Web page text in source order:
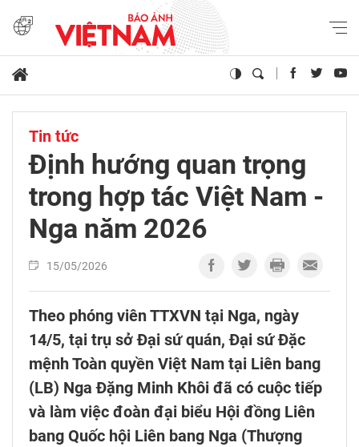
Tin tức
Định hướng quan trọng
trong hợp tác Việt Nam -
Nga năm 2026
15/05/2026
Theo phóng viên TTXVN tại Nga, ngày
14/5, tại trụ sở Đại sứ quán, Đại sứ Đặc
mệnh Toàn quyền Việt Nam tại Liên bang
(LB) Nga Đặng Minh Khôi đã có cuộc tiếp
và làm việc đoàn đại biểu Hội đồng Liên
bang Quốc hội Liên bang Nga (Thượng